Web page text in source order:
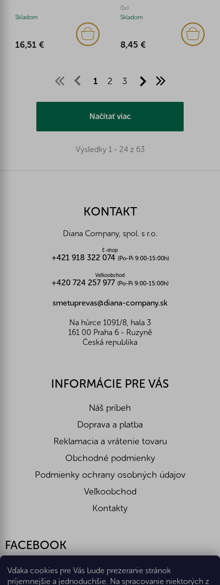
Vďaka cookies pre Vás bude prezeranie stránok
príjemnejšie a jednoduchšie. Na spracovanie niektorých z
Skladom
16,51 €
(1x)
Skladom
8,45 €
1 2 3
Načítať viac
Výsledky 1 - 24 z 63
KONTAKT
Diana Company, spol. s r.o.
E-shop
+421 918 322 074 (Po-Pi 9:00-15:00h)
Veľkoobchod
+420 724 257 977 (Po-Pi 9:00-15:00h)
smetuprevas@diana-company.sk
Na hůrce 1091/8, hala 3
161 00 Praha 6 - Ruzyně
Česká republika
INFORMÁCIE PRE VÁS
Náš príbeh
Doprava a platba
Reklamacia a vrátenie tovaru
Obchodné podmienky
Podmienky ochrany osobných údajov
Veľkoobchod
Kontakty
FACEBOOK